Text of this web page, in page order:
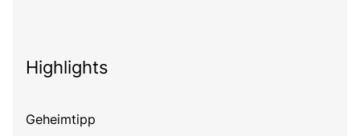
Highlights
Geheimtipp